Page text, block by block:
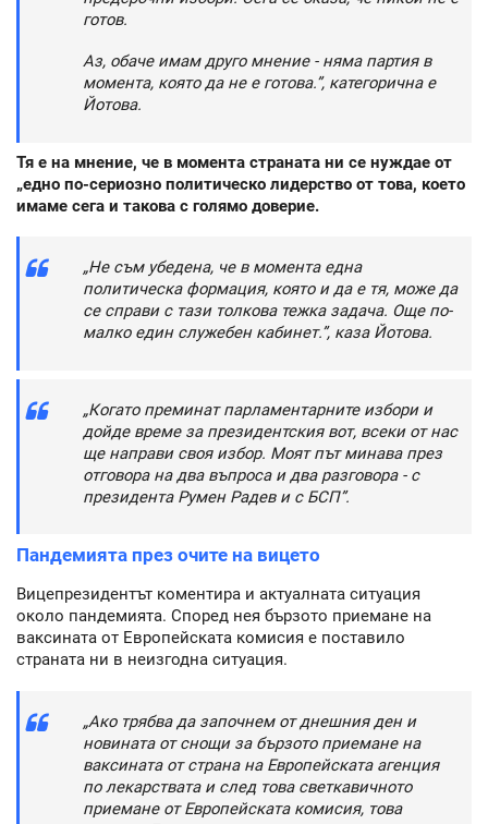
готов.
Аз, обаче имам друго мнение - няма партия в
момента, която да не е готова.”, категорична е
Йотова.
Тя е на мнение, че в момента страната ни се нуждае от
„едно по-сериозно политическо лидерство от това, което
имаме сега и такова с голямо доверие.
„Не съм убедена, че в момента една
политическа формация, която и да е тя, може да
се справи с тази толкова тежка задача. Още по-
малко един служебен кабинет.”, каза Йотова.
„Когато преминат парламентарните избори и
дойде време за президентския вот, всеки от нас
ще направи своя избор. Моят път минава през
отговора на два въпроса и два разговора - с
президента Румен Радев и с БСП”.
Пандемията през очите на вицето
Вицепрезидентът коментира и актуалната ситуация
около пандемията. Според нея бързото приемане на
ваксината от Европейската комисия е поставило
страната ни в неизгодна ситуация.
„Ако трябва да започнем от днешния ден и
новината от снощи за бързото приемане на
ваксината от страна на Европейската агенция
по лекарствата и след това светкавичното
приемане от Европейската комисия, това